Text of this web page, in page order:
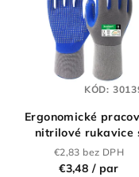
Ergonomické
nitrilové rukavice
terčíkmi XCELLENT
€2,83 bez DPH
€3,48 / par
KÓD: